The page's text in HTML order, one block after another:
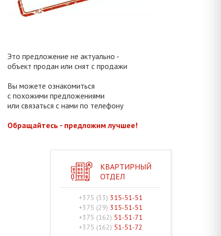
Это предложение не актуально -
объект продан или снят с продажи
Вы можете ознакомиться
с похожими предложениями
или связаться с нами по телефону
Обращайтесь - предложим лучшее!
КВАРТИРНЫЙ
ОТДЕЛ
+375 (33) 315-51-51
+375 (29) 315-51-51
+375 (162) 51-51-71
+375 (162) 51-51-72